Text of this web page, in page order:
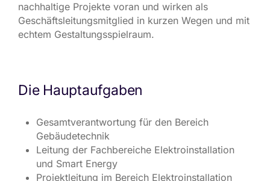
nachhaltige Projekte voran und wirken als
Geschäftsleitungsmitglied in kurzen Wegen und mit
echtem Gestaltungsspielraum.
Die Hauptaufgaben
Gesamtverantwortung für den Bereich
Gebäudetechnik
Leitung der Fachbereiche Elektroinstallation
und Smart Energy
Projektleitung im Bereich Elektroinstallation